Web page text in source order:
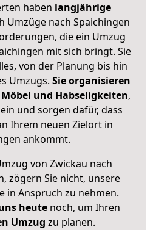
haben langjährige
Umzüge nach Spaichingen
die ein Umzug
mit sich bringt. Sie
von der Planung bis hin
Umzugs. Sie organisieren
und Habseligkeiten,
und sorgen dafür, dass
Ihrem neuen Zielort in
ankommt.
von Zwickau nach
zögern Sie nicht, unsere
in Anspruch zu nehmen.
heutenoch, um Ihren
Umzug zu planen.